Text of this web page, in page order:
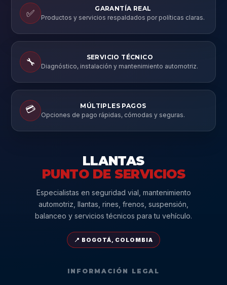
✅
GARANTÍA REAL
Productos y servicios respaldados por políticas claras.
🔧
SERVICIO TÉCNICO
Diagnóstico, instalación y mantenimiento automotriz.
💳
MÚLTIPLES PAGOS
Opciones de pago rápidas, cómodas y seguras.
LLANTAS
PUNTO DE SERVICIOS
Especialistas en seguridad vial, mantenimiento
automotriz, llantas, rines, frenos, suspensión,
balanceo y servicios técnicos para tu vehículo.
📍 BOGOTÁ, COLOMBIA
INFORMACIÓN LEGAL